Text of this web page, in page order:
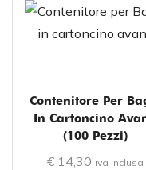
Contenitore Per
In Cartoncino
(100 Pezzi)
€ 14,30 iva inclusa